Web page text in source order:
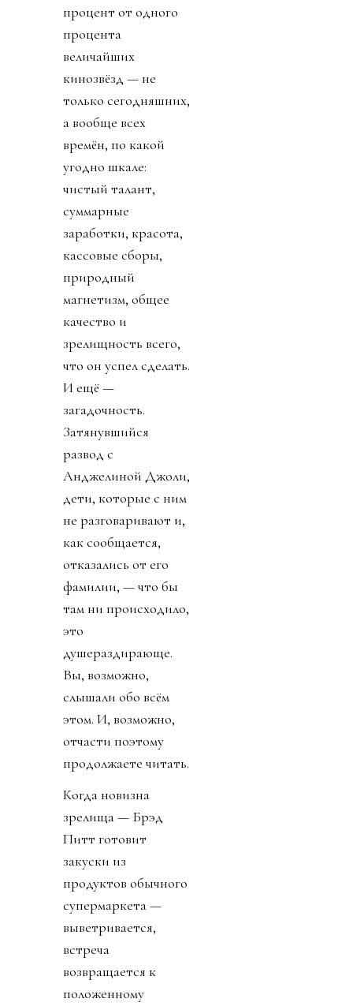
процент от одного
процента
величайших
кинозвёзд — не
только сегодняшних,
а вообще всех
времён, по какой
угодно шкале:
чистый талант,
суммарные
заработки, красота,
кассовые сборы,
природный
магнетизм, общее
качество и
зрелищность всего,
что он успел сделать.
И ещё —
загадочность.
Затянувшийся
развод с
Анджелиной Джоли,
дети, которые с ним
не разговаривают и,
как сообщается,
отказались от его
фамилии, — что бы
там ни происходило,
это
душераздирающе.
Вы, возможно,
слышали обо всём
этом. И, возможно,
отчасти поэтому
продолжаете читать.
Когда новизна
зрелища — Брэд
Питт готовит
закуски из
продуктов обычного
супермаркета —
выветривается,
встреча
возвращается к
положенному